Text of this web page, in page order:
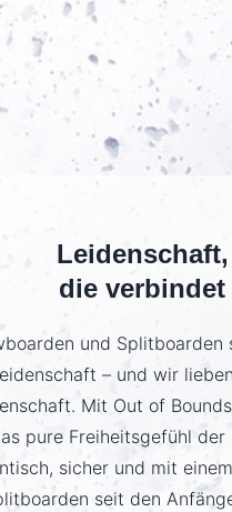
Leidenschaft,
die verbindet
und Splitboarden
– und wir
Mit Out of
pure Freiheitsgefühl der
sicher und mit
seit den